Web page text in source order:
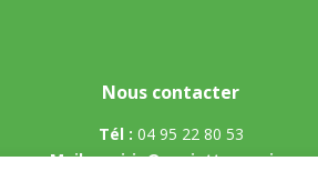
Nous contacter
Tél : 04 95 22 80 53
Mail:mairie@appietto.corsica